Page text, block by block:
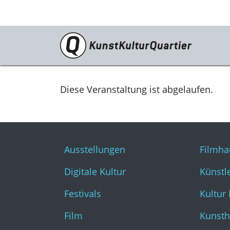
Programm
Ausstellungen
Film
Literatur & Diskurs
Musik
Diese Veranstaltung ist abgelaufen.
Ausstellungen
Digitale Kultur
Festivals
Film
Kultur